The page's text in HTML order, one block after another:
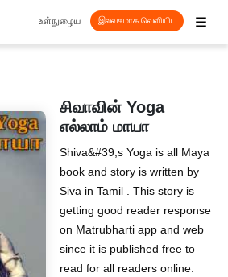
☰
உள்நுழைய இலவசமாக வெளியிட
சிவாவின் Yoga
எல்லாம் மாயா
Shiva&#39;s Yoga is all Maya
book and story is written by
Siva in Tamil . This story is
getting good reader response
on Matrubharti app and web
since it is published free to
read for all readers online.